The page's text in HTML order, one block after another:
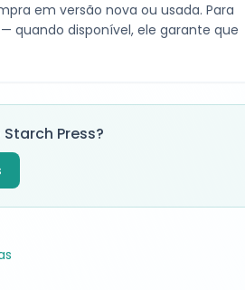
em versão nova ou usada. Para
quando disponível, ele garante que
Starch Press?